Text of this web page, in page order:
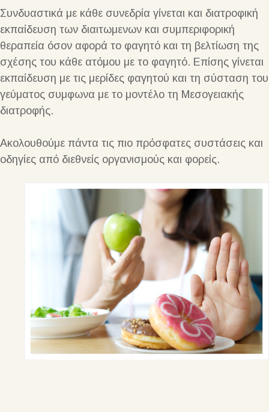
Συνδυαστικά με κάθε συνεδρία γίνεται και διατροφική
εκπαίδευση των διαιτωμενων και συμπεριφορική
θεραπεία όσον αφορά το φαγητό και τη βελτίωση της
σχέσης του κάθε ατόμου με το φαγητό. Επίσης γίνεται
εκπαίδευση με τις μερίδες φαγητού και τη σύσταση του
γεύματος συμφωνα με το μοντέλο τη Μεσογειακής
διατροφής.
Ακολουθούμε πάντα τις πιο πρόσφατες συστάσεις και
οδηγίες από διεθνείς οργανισμούς και φορείς.